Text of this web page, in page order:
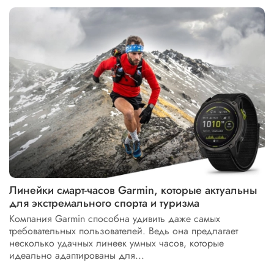
Линейки смарт-часов Garmin, которые актуальны
для экстремального спорта и туризма
Компания Garmin способна удивить даже самых
требовательных пользователей. Ведь она предлагает
несколько удачных линеек умных часов, которые
идеально адаптированы для...